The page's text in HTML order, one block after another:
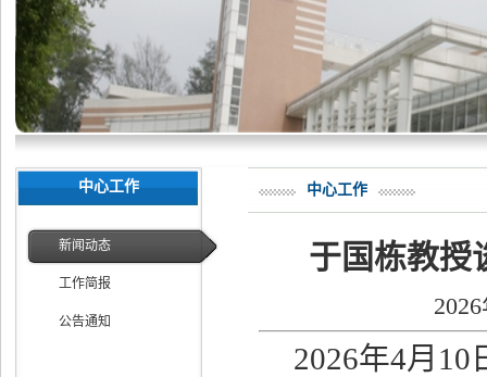
中心工作
新闻动态
工作简报
公告通知
中心工作
于国栋教授
2026年4月 10